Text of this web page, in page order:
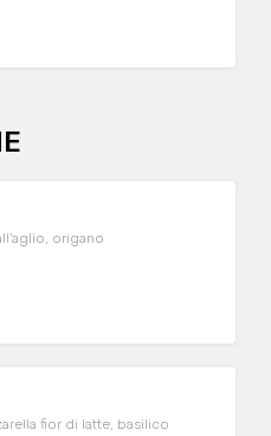
origano
fior di latte, basilico